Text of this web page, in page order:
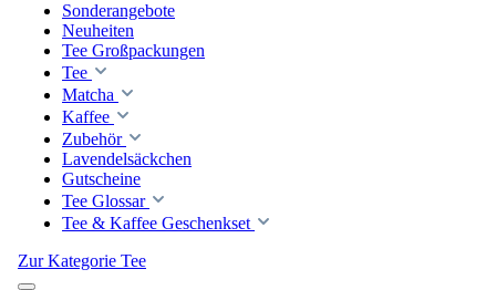
Sonderangebote
Neuheiten
Tee Großpackungen
Tee
Matcha
Kaffee
Zubehör
Lavendelsäckchen
Gutscheine
Tee Glossar
Tee & Kaffee Geschenkset
Zur Kategorie Tee